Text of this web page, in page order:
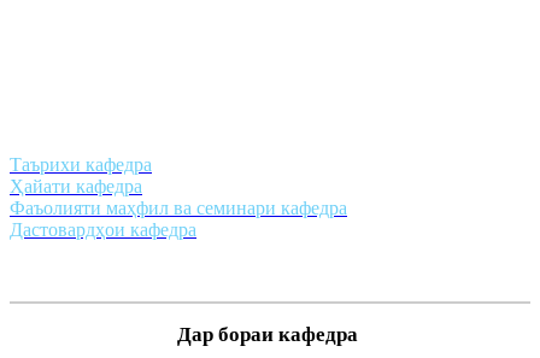
Таърихи кафедра
Ҳайати кафедра
Фаъолияти маҳфил ва семинари кафедра
Дастовардҳои кафедра
Дар бораи кафедра